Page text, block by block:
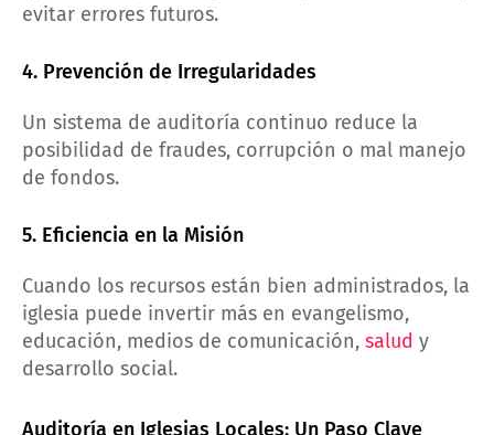
evitar errores futuros.
4. Prevención de Irregularidades
Un sistema de auditoría continuo reduce la
posibilidad de fraudes, corrupción o mal manejo
de fondos.
5. Eficiencia en la Misión
Cuando los recursos están bien administrados, la
iglesia puede invertir más en evangelismo,
educación, medios de comunicación, salud y
desarrollo social.
Auditoría en Iglesias Locales: Un Paso Clave